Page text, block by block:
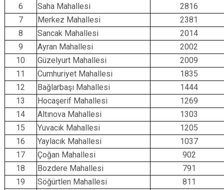
6
Saha Mahallesi
2816
7
Merkez Mahallesi
2381
8
Sancak Mahallesi
2014
9
Ayran Mahallesi
2002
10
Güzelyurt Mahallesi
2009
11
Cumhuriyet Mahallesi
1835
12
Bağlarbaşı Mahallesi
1444
13
Hocaşerif Mahallesi
1269
14
Altınova Mahallesi
1303
15
Yuvacık Mahallesi
1205
16
Yaylacık Mahallesi
1037
17
Çoğan Mahallesi
902
18
Bozdere Mahallesi
791
19
Söğürtlen Mahallesi
811